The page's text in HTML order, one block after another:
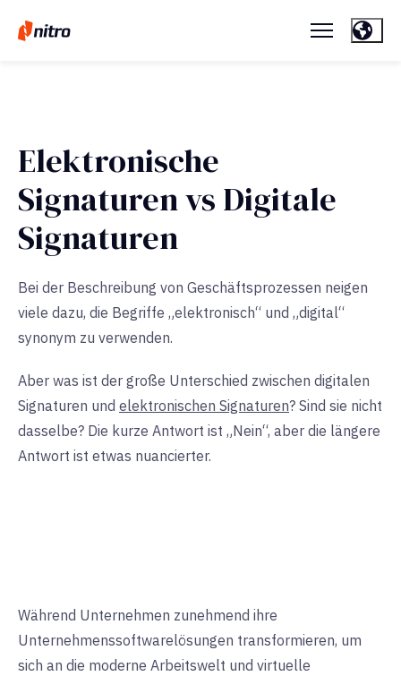
Elektronische
Signaturen vs Digitale
Signaturen
Bei der Beschreibung von Geschäftsprozessen neigen
viele dazu, die Begriffe „elektronisch“ und „digital“
synonym zu verwenden.
Aber was ist der große Unterschied zwischen digitalen
Signaturen und elektronischen Signaturen? Sind sie nicht
dasselbe? Die kurze Antwort ist „Nein“, aber die längere
Antwort ist etwas nuancierter.
Während Unternehmen zunehmend ihre
Unternehmenssoftwarelösungen transformieren, um
sich an die moderne Arbeitswelt und virtuelle